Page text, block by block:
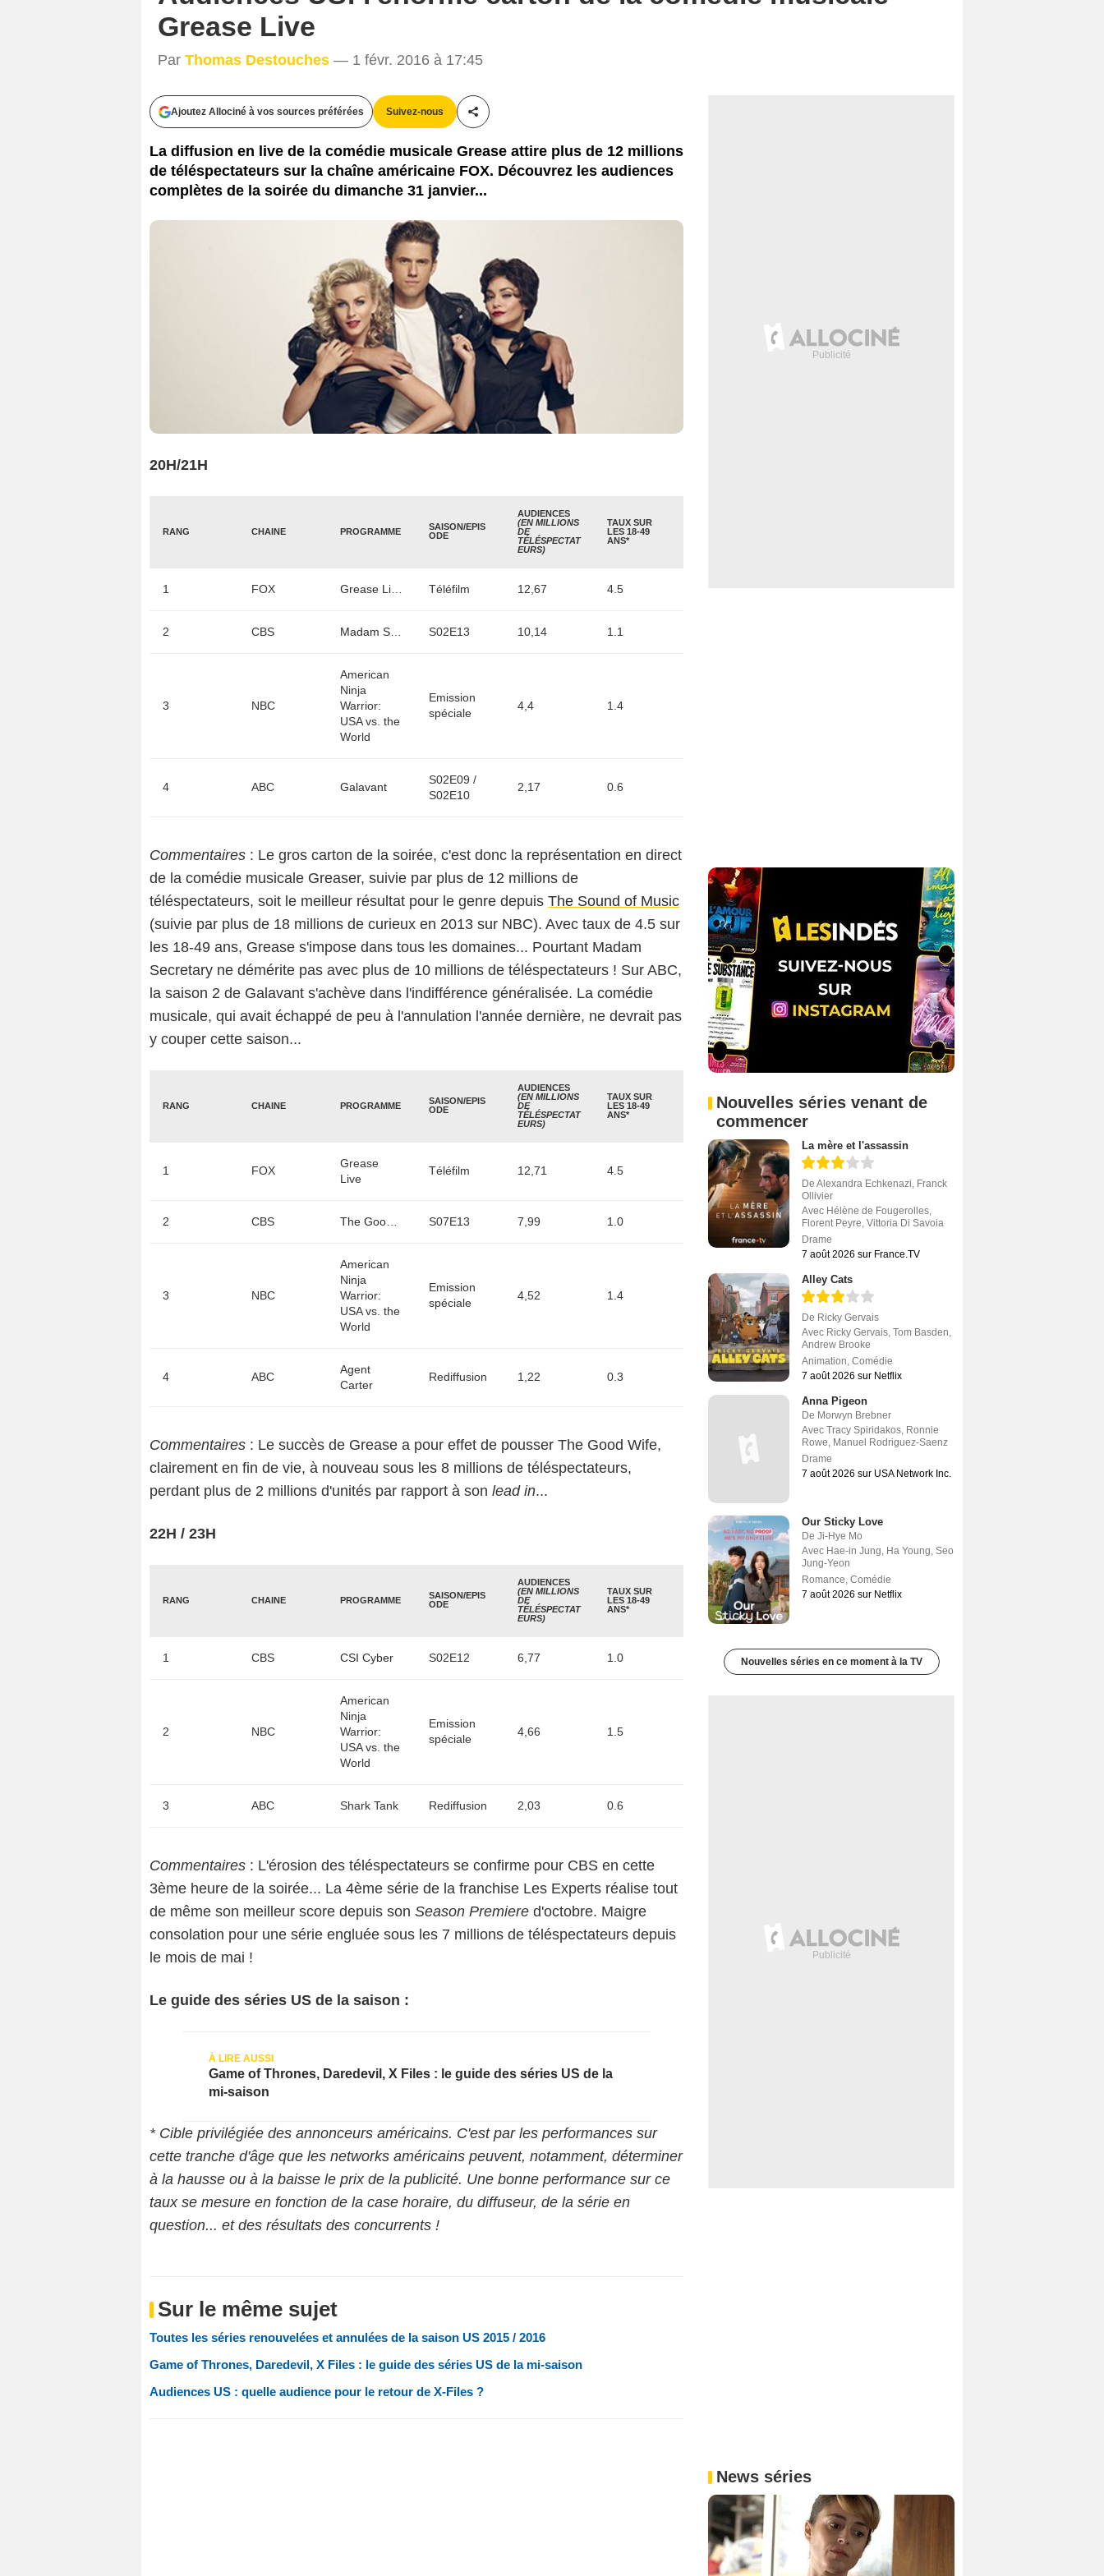
Grease Live
Par Thomas Destouches — 1 févr. 2016 à 17:45
Ajoutez Allociné à vos sources préférées Suivez-nous
Partager cet article
La diffusion en live de la comédie musicale Grease attire plus de 12 millions
de téléspectateurs sur la chaîne américaine FOX. Découvrez les audiences
complètes de la soirée du dimanche 31 janvier...
20H/21H
RANG CHAINE PROGRAMME
SAISON/EPIS
ODE
AUDIENCES
(EN MILLIONS
DE
TÉLÉSPECTAT
EURS)
TAUX SUR
LES 18-49
ANS*
1 FOX Téléfilm 12,67 4.5
2 CBS S02E13 10,14 1.1
3 NBC
American
Ninja
Warrior:
USA vs. the
World
Emission
spéciale
4,4 1.4
4 ABC Galavant
S02E09 /
S02E10
2,17 0.6
Commentaires : Le gros carton de la soirée, c'est donc la représentation en direct
de la comédie musicale Greaser, suivie par plus de 12 millions de
téléspectateurs, soit le meilleur résultat pour le genre depuis The Sound of Music
(suivie par plus de 18 millions de curieux en 2013 sur NBC). Avec taux de 4.5 sur
les 18-49 ans, Grease s'impose dans tous les domaines... Pourtant Madam
Secretary ne démérite pas avec plus de 10 millions de téléspectateurs ! Sur ABC,
la saison 2 de Galavant s'achève dans l'indifférence généralisée. La comédie
musicale, qui avait échappé de peu à l'annulation l'année dernière, ne devrait pas
y couper cette saison...
RANG CHAINE PROGRAMME
SAISON/EPIS
ODE
AUDIENCES
(EN MILLIONS
DE
TÉLÉSPECTAT
EURS)
TAUX SUR
LES 18-49
ANS*
1 FOX
Grease
Live
Téléfilm 12,71 4.5
2 CBS S07E13 7,99 1.0
3 NBC
American
Ninja
Warrior:
USA vs. the
World
Emission
spéciale
4,52 1.4
4 ABC
Agent
Carter
Rediffusion 1,22 0.3
Commentaires : Le succès de Grease a pour effet de pousser The Good Wife,
clairement en fin de vie, à nouveau sous les 8 millions de téléspectateurs,
perdant plus de 2 millions d'unités par rapport à son lead in...
22H / 23H
RANG CHAINE PROGRAMME
SAISON/EPIS
ODE
AUDIENCES
(EN MILLIONS
DE
TÉLÉSPECTAT
EURS)
TAUX SUR
LES 18-49
ANS*
1 CBS CSI Cyber S02E12 6,77 1.0
2 NBC
American
Ninja
Warrior:
USA vs. the
World
Emission
spéciale
4,66 1.5
3 ABC Shark Tank Rediffusion 2,03 0.6
Commentaires : L'érosion des téléspectateurs se confirme pour CBS en cette
3ème heure de la soirée... La 4ème série de la franchise Les Experts réalise tout
de même son meilleur score depuis son Season Premiere d'octobre. Maigre
consolation pour une série engluée sous les 7 millions de téléspectateurs depuis
le mois de mai !
Le guide des séries US de la saison :
Game of Thrones, Daredevil, X Files : le guide des séries US de la
mi-saison
* Cible privilégiée des annonceurs américains. C'est par les performances sur
cette tranche d'âge que les networks américains peuvent, notamment, déterminer
à la hausse ou à la baisse le prix de la publicité. Une bonne performance sur ce
taux se mesure en fonction de la case horaire, du diffuseur, de la série en
question... et des résultats des concurrents !
Sur le même sujet
Toutes les séries renouvelées et annulées de la saison US 2015 / 2016
Game of Thrones, Daredevil, X Files : le guide des séries US de la mi-saison
Audiences US : quelle audience pour le retour de X-Files ?
Nouvelles séries venant de
commencer
La mère et l'assassin
De Alexandra Echkenazi Franck
Ollivier
Avec Hélène de Fougerolles
Florent Peyre Vittoria Di Savoia
Drame
7 août 2026 sur France.TV
Alley Cats
De Ricky Gervais
Avec Ricky Gervais Tom Basden
Andrew Brooke
Animation Comédie
7 août 2026 sur Netflix
Anna Pigeon
De Morwyn Brebner
Avec Tracy Spiridakos Ronnie
Rowe Manuel Rodriguez-Saenz
Drame
7 août 2026 sur USA Network Inc.
Our Sticky Love
De Ji-Hye Mo
Avec Hae-in Jung Ha Young Seo
Jung-Yeon
Romance Comédie
7 août 2026 sur Netflix
Nouvelles séries en ce moment à la TV
News séries